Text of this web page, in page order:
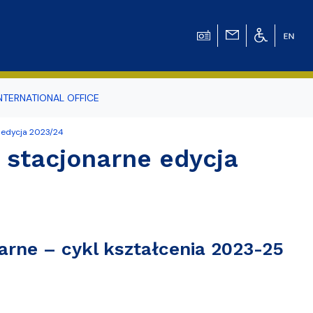
OFFICE
2023/24
edycja
– cykl kształcenia 2023-25